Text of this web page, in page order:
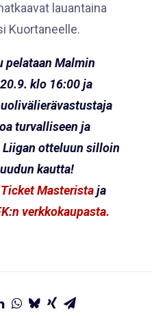
lauantaina
Kuortaneelle.
pelataan Malmin
klo 16:00 ja
turvalliseen ja
Liigan otteluun silloin
kautta!
Masteristaja
verkkokaupasta.